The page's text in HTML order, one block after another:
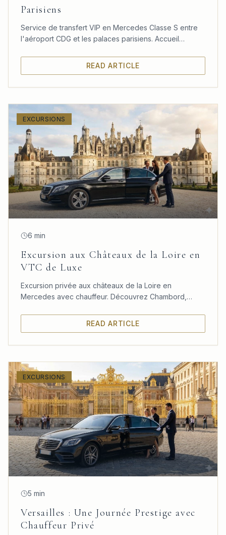
Parisiens
Service de transfert VIP en Mercedes Classe S entre
l'aéroport CDG et les palaces parisiens. Accueil
READ ARTICLE
EXCURSIONS
6 min
Excursion aux Châteaux de la Loire en
VTC de Luxe
Excursion privée aux châteaux de la Loire en
Mercedes avec chauffeur. Découvrez Chambord,
READ ARTICLE
EXCURSIONS
5 min
Versailles : Une Journée Prestige avec
Chauffeur Privé